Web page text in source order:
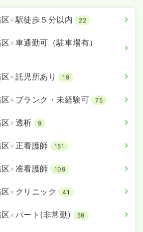
×駅徒歩５分以内 22
×車通勤可（駐車場有）
×託児所あり 19
× ブランク・未経験可 75
×透析 9
× 正看護師 151
×准看護師 109
× クリニック 41
×パート(非常勤) 59